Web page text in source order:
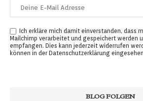
Ich erkläre mich damit einverstanden, dass
Mailchimp verarbeitet und gespeichert werden
empfangen. Dies kann jederzeit widerrufen
können in der Datenschutzerklärung